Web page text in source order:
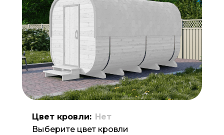
Нет
Выберите цвет кровли
Цвет кровли: